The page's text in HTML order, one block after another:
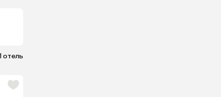
отель